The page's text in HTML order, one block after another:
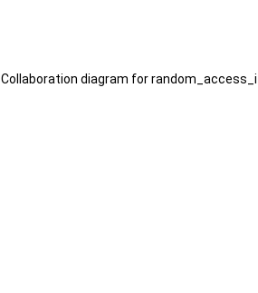
Collaboration diagram for